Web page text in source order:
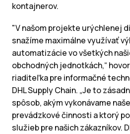
kontajnerov.
"V našom projekte urýchlenej
snažíme maximálne využívať
automatizácie vo všetkých
obchodných jednotkách,“
riaditeľka pre informačné
DHL Supply Chain. „Je to
spôsob, akým vykonávame
prevádzkové činnosti a ktorý
služieb pre našich zákazníkov.